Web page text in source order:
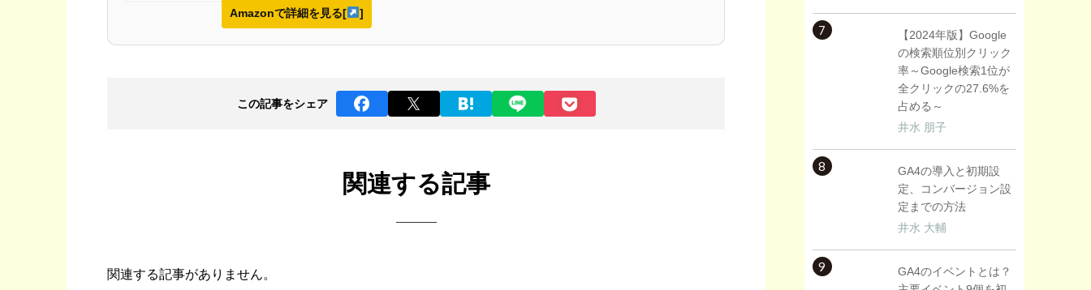
Amazonで詳細を見る[ ]
この記事をシェア
関連する記事
関連する記事がありません。
7
【2024年版】Google
の検索順位別クリック
率～Google検索1位が
全クリックの27.6%を
占める～
井水 朋子
8
GA4の導入と初期設
定、コンバージョン設
定までの方法
井水 大輔
9
GA4のイベントとは？